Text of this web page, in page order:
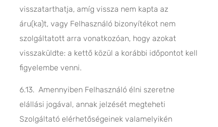
visszatarthatja, amíg vissza nem kapta az
áru(ka)t, vagy Felhasználó bizonyítékot nem
szolgáltatott arra vonatkozóan, hogy azokat
visszaküldte: a kettő közül a korábbi időpontot kell
figyelembe venni.
6.13. Amennyiben Felhasználó élni szeretne
elállási jogával, annak jelzését megteheti
Szolgáltató elérhetőségeinek valamelyikén